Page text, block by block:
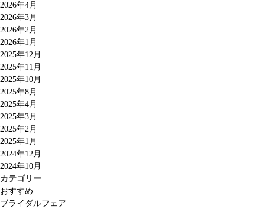
2026年4月
2026年3月
2026年2月
2026年1月
2025年12月
2025年11月
2025年10月
2025年8月
2025年4月
2025年3月
2025年2月
2025年1月
2024年12月
2024年10月
カテゴリー
おすすめ
ブライダルフェア